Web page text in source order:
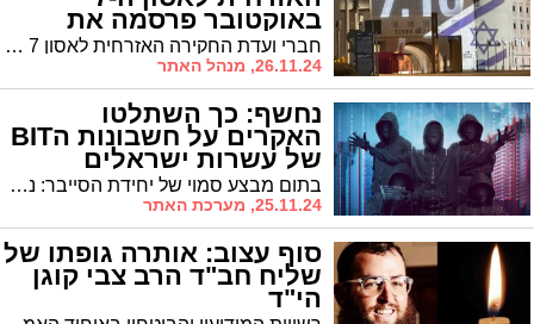
באוקטובר פרסמה את
מסקנותיה חברי ועדת החקירה האזרחית לאסון 7 באוקטובר פרסמו את מסקנותיהם בדוח בו קבעו חברי הוועדה כי הממשלה כשלה בשמירה על ביטחונם של אזרחי ישראל, וכי מדובר באחריות ישירה של כל שרי הממשלה ושל ראש הממשלה בנימין נתניהו, כמו גם של קודמיו בתפקיד נפתלי בנט ויאיר לפיד
26.11.24, מנהל האתר
נחשף: כך השתלטו
האקרים על חשבונות הBIT
של עשרות ישראלים
בתום מבצע סמוי של יחידת הסייבר: נלכדו נוכלים שהשתלטו על חשבונות BIT של עשרות ישראלים
25.11.24, מערכת האתר
סוף עצוב: אותרה גופתו של
שליח חב"ד הרב צבי קוגן
הי"ד